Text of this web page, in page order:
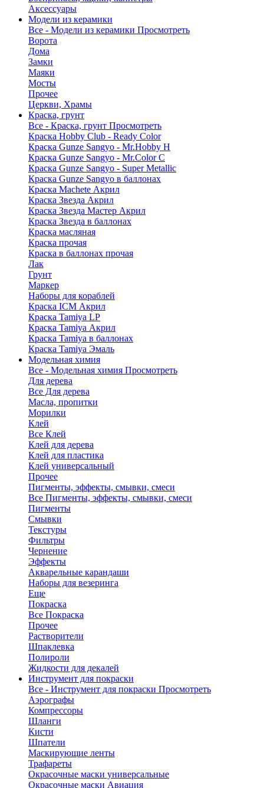
Аксессуары
Модели из керамики
Все - Модели из керамики Просмотреть
Ворота
Дома
Замки
Маяки
Мосты
Прочее
Церкви, Храмы
Краска, грунт
Все - Краска, грунт Просмотреть
Краска Hobby Club - Ready Color
Краска Gunze Sangyo - Mr.Hobby H
Краска Gunze Sangyo - Mr.Color C
Краска Gunze Sangyo - Super Metallic
Краска Gunze Sangyo в баллонах
Краска Machete Акрил
Краска Звезда Акрил
Краска Звезда Мастер Акрил
Краска Звезда в баллонах
Краска масляная
Краска прочая
Краска в баллонах прочая
Лак
Грунт
Маркер
Наборы для кораблей
Краска ICM Акрил
Краска Tamiya LP
Краска Tamiya Акрил
Краска Tamiya в баллонах
Краска Tamiya Эмаль
Модельная химия
Все - Модельная химия Просмотреть
Для дерева
Все Для дерева
Масла, пропитки
Морилки
Клей
Все Клей
Клей для дерева
Клей для пластика
Клей универсальный
Прочее
Пигменты, эффекты, смывки, смеси
Все Пигменты, эффекты, смывки, смеси
Пигменты
Смывки
Текстуры
Фильтры
Чернение
Эффекты
Акварельные карандаши
Наборы для везеринга
Еще
Покраска
Все Покраска
Прочее
Растворители
Шпаклевка
Полироли
Жидкости для декалей
Инструмент для покраски
Все - Инструмент для покраски Просмотреть
Аэрографы
Компрессоры
Шланги
Кисти
Шпатели
Маскирующие ленты
Трафареты
Окрасочные маски универсальные
Окрасочные маски Авиация